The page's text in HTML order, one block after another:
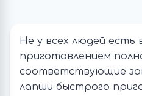
Не у всех людей есть
приготовлением
соответствующие
лапши быстрого